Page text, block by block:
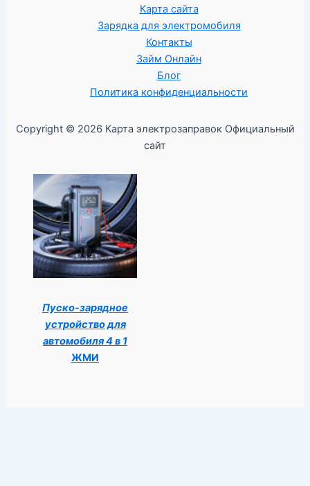
Карта сайта
Зарядка для электромобиля
Контакты
Займ Онлайн
Блог
Политика конфиденциальности
Copyright © 2026 Карта электрозаправок Официальный
сайт
Пуско-зарядное
устройство для
автомобиля 4 в 1
ЖМИ